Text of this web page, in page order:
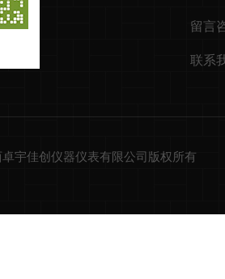
留言
联系
宇佳创仪器仪表有限公司版权所有